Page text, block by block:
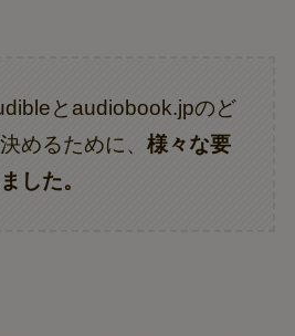
とaudiobook.jpのど
めるために、様々な要
した。